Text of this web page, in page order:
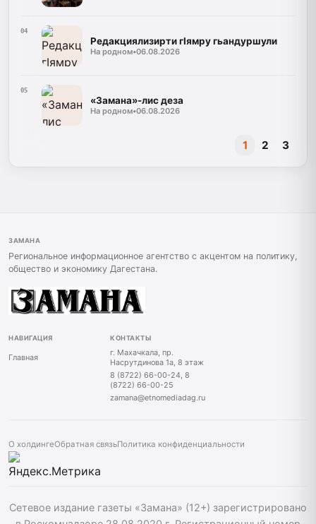
04
Редакциялизирти гIямру гьандуршули
На родном•06.08.2026
05
«Замана»-лис деза
На родном•06.08.2026
1 2 3
ЗАМАНА
Региональное информационное агентство с акцентом на политику,
общество и экономику Дагестана.
НАВИГАЦИЯ
Главная
КОНТАКТЫ
г. Махачкала, пр.
Насрутдинова 1а, 8 этаж
8 (8722) 66-00-24, 8
(8722) 66-00-25
zamana@etnomediadag.ru
О холдингеОбратная связьПолитика конфиденциальности
Сетевое издание газеты «Замана» (12+) зарегистрировано